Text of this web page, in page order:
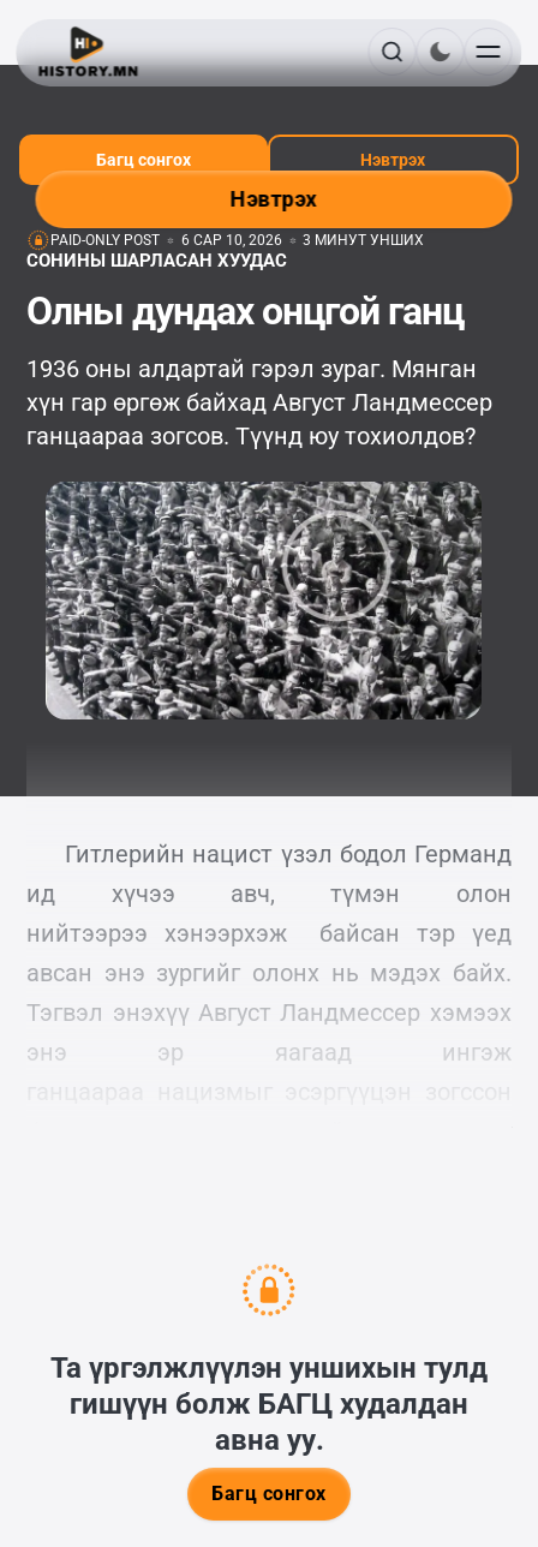
Нэвтрэх
Багц сонгох Нэвтрэх
PAID-ONLY POST 6 САР 10, 2026 3 МИНУТ УНШИХ
СОНИНЫ ШАРЛАСАН ХУУДАС
Олны дундах онцгой ганц
1936 оны алдартай гэрэл зураг. Мянган
хүн гар өргөж байхад Август Ландмессер
ганцаараа зогсов. Түүнд юу тохиолдов?
Гитлерийн нацист үзэл бодол Германд
ид хүчээ авч, түмэн олон
нийтээрээ хэнээрхэж байсан тэр үед
авсан энэ зургийг олонх нь мэдэх байх.
Тэгвэл энэхүү Август Ландмессер хэмээх
энэ эр яагаад ингэж
Та үргэлжлүүлэн уншихын тулд
гишүүн болж БАГЦ худалдан
авна уу.
Багц сонгох